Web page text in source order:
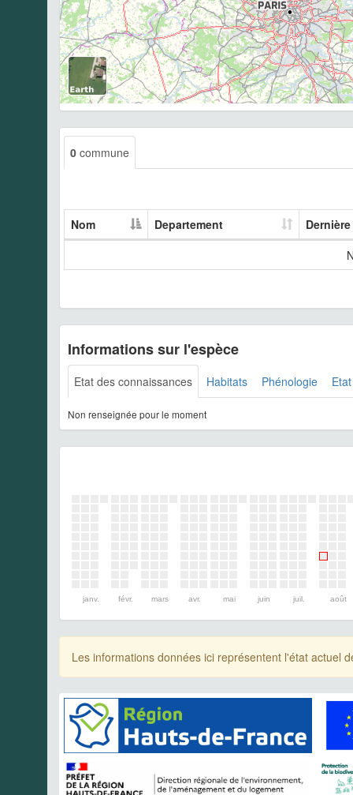
0 commune
Nom Departement
Informations sur l'espèce
Etat des connaissances Habitats Phénologie
Non renseignée pour le moment
janv. févr. mars avr. mai juin juil. août
Les informations données ici représentent l'état actuel